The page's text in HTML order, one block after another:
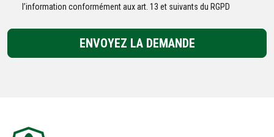
l’information conformément aux art. 13 et suivants du RGPD
ENVOYEZ LA DEMANDE